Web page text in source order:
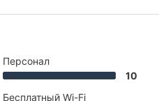
Персонал
10
Бесплатный Wi-Fi